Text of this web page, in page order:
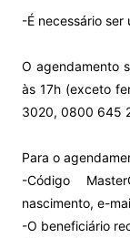
-É necessário
O agendamento
às 17h (exceto
3020, 0800 645
Para o
-Código
nascimento, e-
-O beneficiário